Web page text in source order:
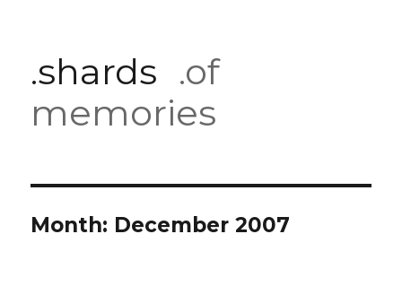
.shards .of
memories
Month: December 2007